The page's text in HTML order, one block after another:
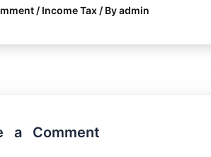
/ Income Tax / Byadmin
a Comment